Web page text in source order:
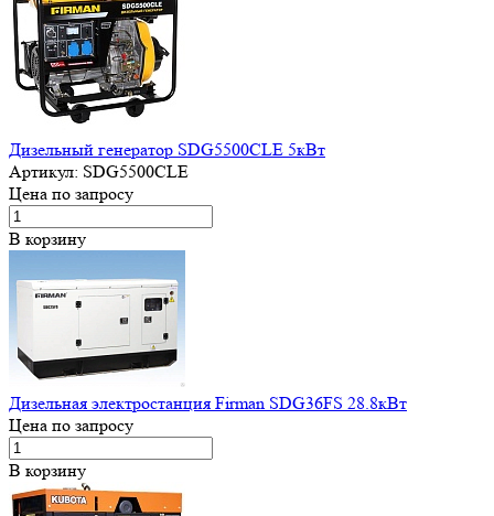
Дизельный генератор SDG5500CLE 5кВт
Артикул: SDG5500CLE
Цена по запросу
В корзину
Дизельная электростанция Firman SDG36FS 28.8кВт
Цена по запросу
В корзину